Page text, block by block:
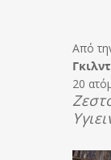
Από
20